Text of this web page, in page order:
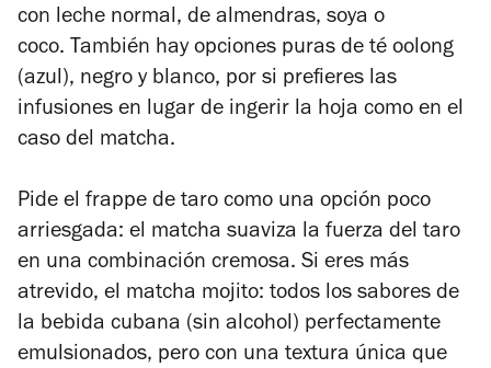
con leche normal, de almendras, soya o
coco. También hay opciones puras de té oolong
(azul), negro y blanco, por si prefieres las
infusiones en lugar de ingerir la hoja como en el
caso del matcha.
Pide el frappe de taro como una opción poco
arriesgada: el matcha suaviza la fuerza del taro
en una combinación cremosa. Si eres más
atrevido, el matcha mojito: todos los sabores de
la bebida cubana (sin alcohol) perfectamente
emulsionados, pero con una textura única que